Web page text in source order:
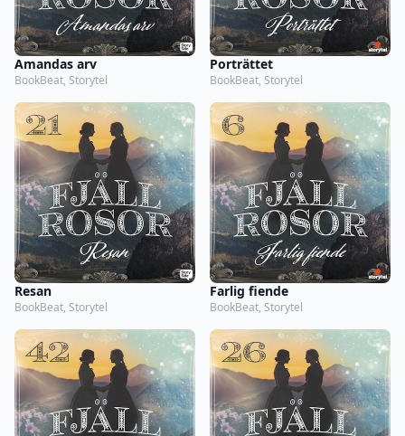
Amandas arv
BookBeat, Storytel
Porträttet
BookBeat, Storytel
Resan
BookBeat, Storytel
Farlig fiende
BookBeat, Storytel